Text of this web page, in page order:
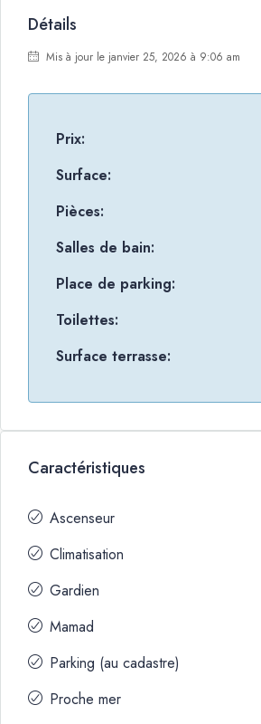
Détails
Mis à jour le janvier 25, 2026 à 9:06 am
Prix:
Surface:
Pièces:
Salles de bain:
Place de parking:
Toilettes:
Surface terrasse:
Caractéristiques
Ascenseur
Climatisation
Gardien
Mamad
Parking (au cadastre)
Proche mer